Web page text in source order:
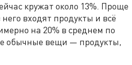
кружат около 13%. Проще
входят продукты и всё
на 20% в среднем по
обычные вещи — продукты,